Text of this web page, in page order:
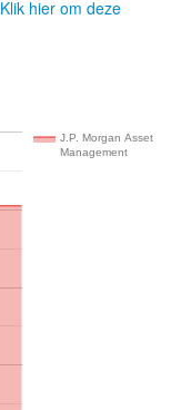
Klik hier om deze
J.P. Morgan Asset
Management